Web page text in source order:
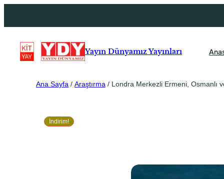
Yayın Dünyamız Yayınları
Ana Sayfa / Araştırma / Londra Merkezli Ermeni, Osmanlı
İndirim!